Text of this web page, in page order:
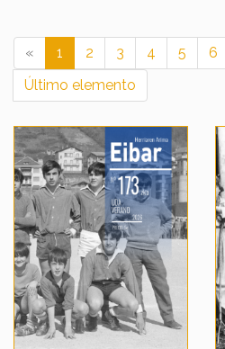
« 1 2 3 4 5 6
Último elemento